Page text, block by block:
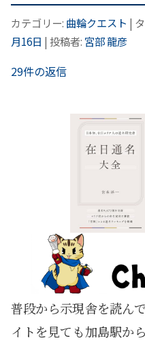
カテゴリー: 曲輪クエスト |
月16日 | 投稿者: 宮部 龍彦
29件の返信
普段から示現舎を読ん
イトを見ても加島駅か